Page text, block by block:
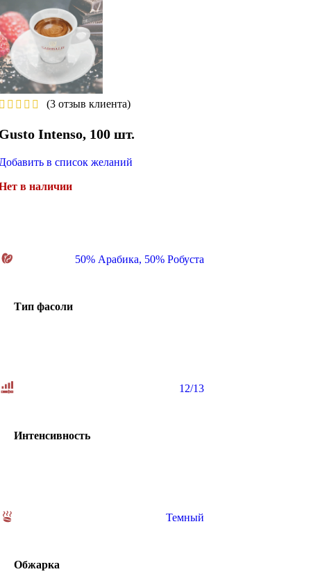
(3 отзыв клиента)
Intenso, 100 шт.
в список желаний
в наличии
Тип фасоли
50% Арабика, 50% Робуста
Интенсивность
12/13
Обжарка
Темный